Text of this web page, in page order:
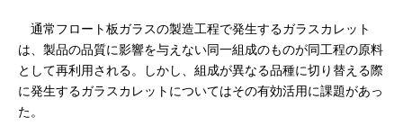
通常フロート板ガラスの製造工程で発生するガラスカレット
は、製品の品質に影響を与えない同一組成のものが同工程の原料
として再利用される。しかし、組成が異なる品種に切り替える際
に発生するガラスカレットについてはその有効活用に課題があっ
た。